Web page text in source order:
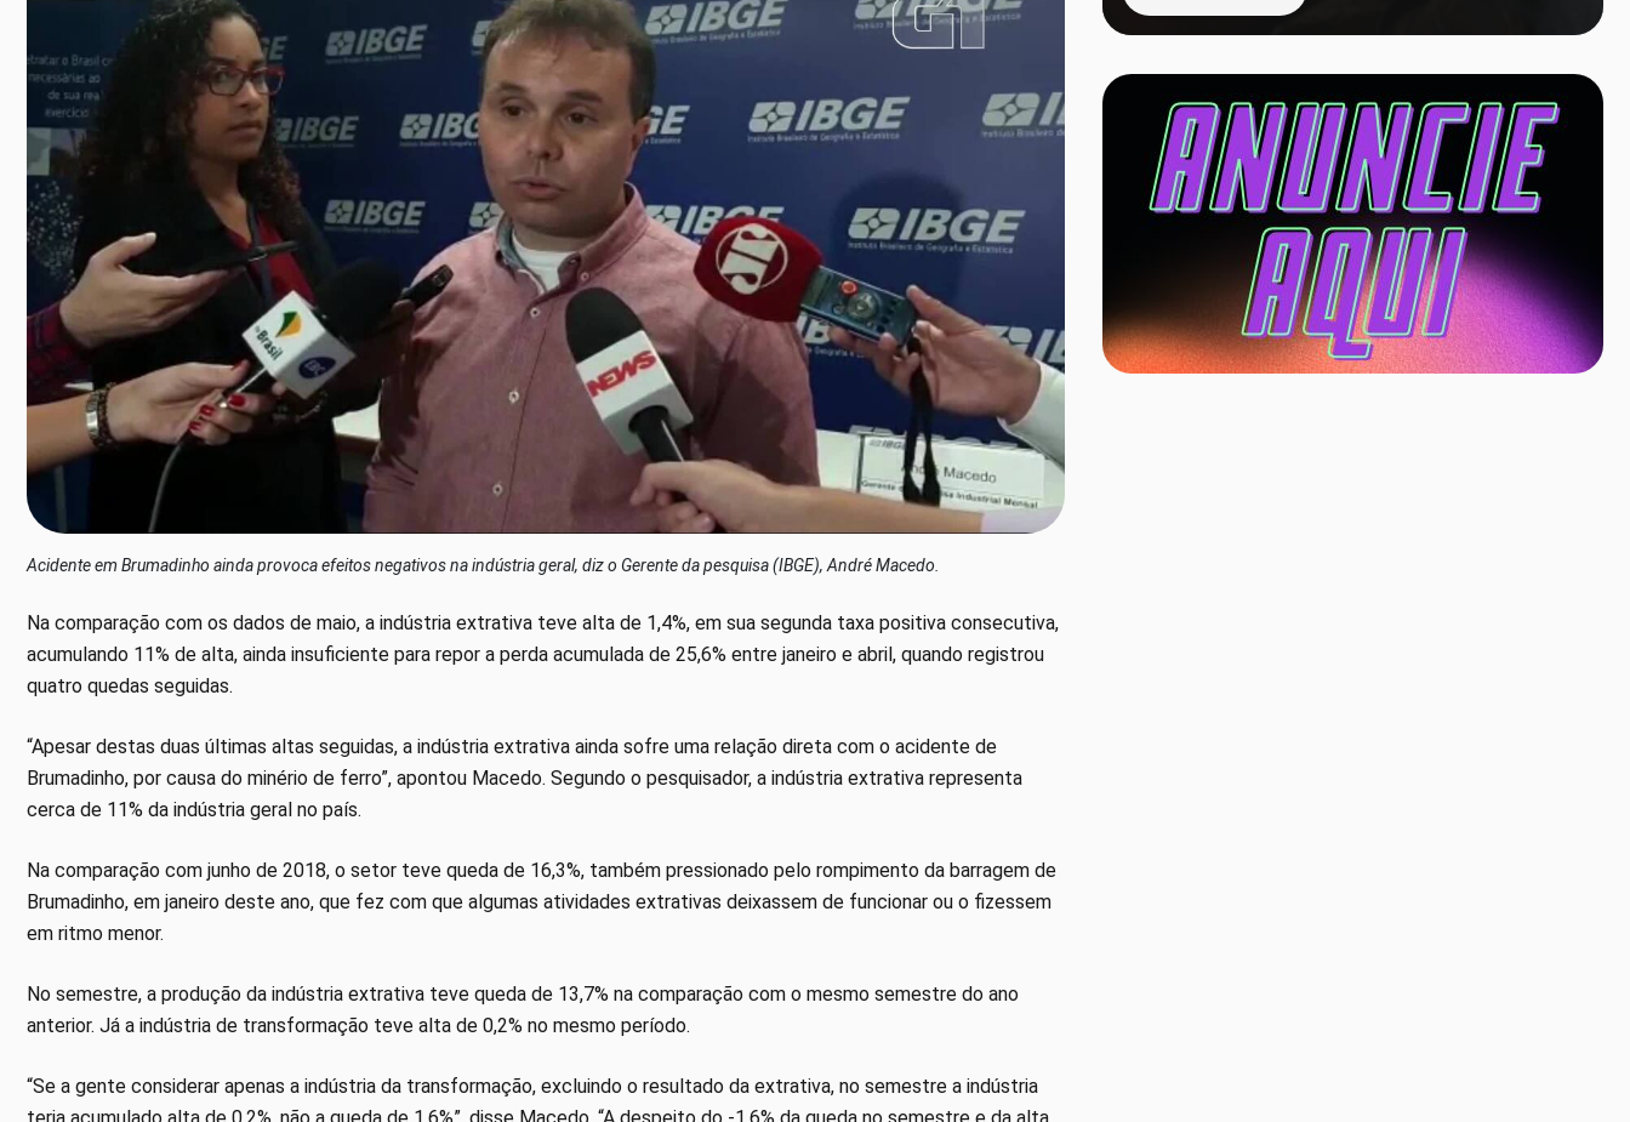
Acidente em Brumadinho ainda provoca efeitos negativos na indústria geral, diz o Gerente da pesquisa (IBGE), André Macedo.
Na comparação com os dados de maio, a indústria extrativa teve alta de 1,4%, em sua segunda taxa positiva consecutiva,
acumulando 11% de alta, ainda insuficiente para repor a perda acumulada de 25,6% entre janeiro e abril, quando registrou
quatro quedas seguidas.
“Apesar destas duas últimas altas seguidas, a indústria extrativa ainda sofre uma relação direta com o acidente de
Brumadinho, por causa do minério de ferro”, apontou Macedo. Segundo o pesquisador, a indústria extrativa representa
cerca de 11% da indústria geral no país.
Na comparação com junho de 2018, o setor teve queda de 16,3%, também pressionado pelo rompimento da barragem de
Brumadinho, em janeiro deste ano, que fez com que algumas atividades extrativas deixassem de funcionar ou o fizessem
em ritmo menor.
No semestre, a produção da indústria extrativa teve queda de 13,7% na comparação com o mesmo semestre do ano
anterior. Já a indústria de transformação teve alta de 0,2% no mesmo período.
“Se a gente considerar apenas a indústria da transformação, excluindo o resultado da extrativa, no semestre a indústria